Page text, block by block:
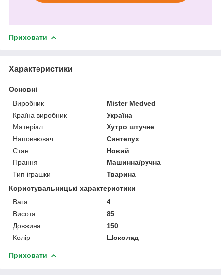
Приховати
Характеристики
Основні
Виробник
Mister Medved
Країна виробник
Україна
Матеріал
Хутро штучне
Наповнювач
Синтепух
Стан
Новий
Прання
Машинна/ручна
Тип іграшки
Тварина
Користувальницькі характеристики
Вага
4
Висота
85
Довжина
150
Колір
Шоколад
Приховати